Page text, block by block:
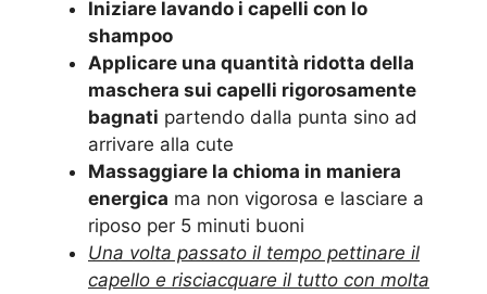
Iniziare lavando i capelli con lo
shampoo
Applicare una quantità ridotta della
maschera sui capelli rigorosamente
bagnati partendo dalla punta sino ad
arrivare alla cute
Massaggiare la chioma in maniera
energica ma non vigorosa e lasciare a
riposo per 5 minuti buoni
Una volta passato il tempo pettinare il
capello e risciacquare il tutto con molta